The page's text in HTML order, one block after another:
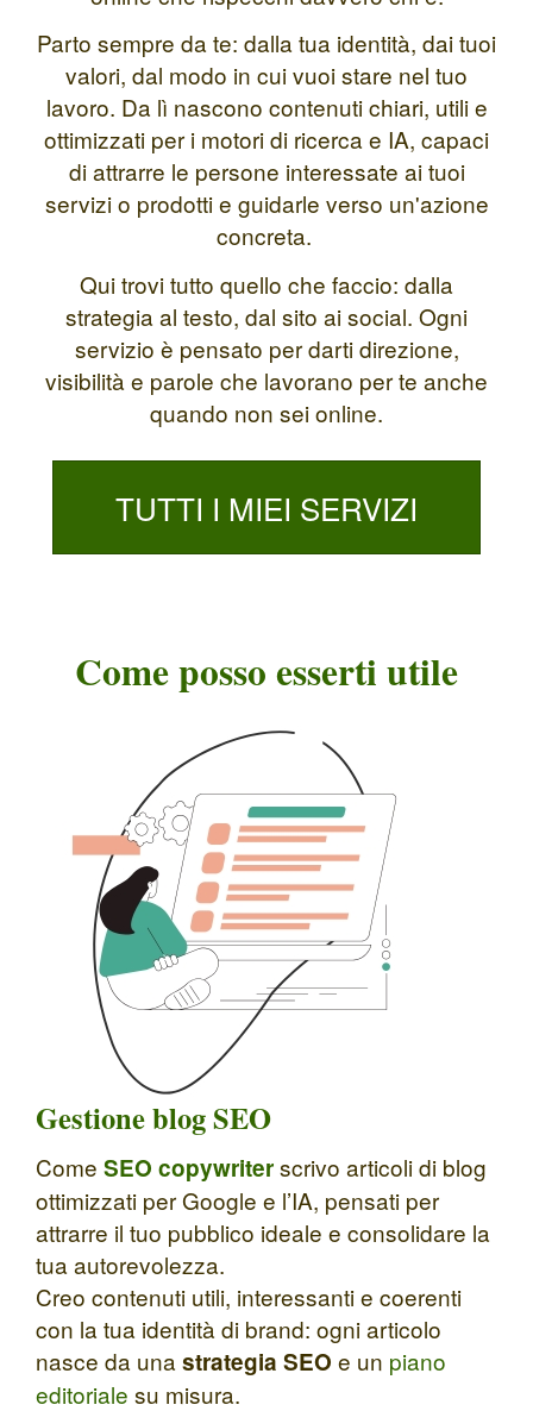
Parto sempre da te: dalla tua identità, dai tuoi
valori, dal modo in cui vuoi stare nel tuo
lavoro. Da lì nascono contenuti chiari, utili e
ottimizzati per i motori di ricerca e IA, capaci
di attrarre le persone interessate ai tuoi
servizi o prodotti e guidarle verso un'azione
concreta.
Qui trovi tutto quello che faccio: dalla
strategia al testo, dal sito ai social. Ogni
servizio è pensato per darti direzione,
visibilità e parole che lavorano per te anche
quando non sei online.
TUTTI I MIEI SERVIZI
Come posso esserti utile
Gestione blog SEO
Come SEO copywriterscrivo articoli di blog
ottimizzati per Google e l’IA, pensati per
attrarre il tuo pubblico ideale e consolidare la
tua autorevolezza.
Creo contenuti utili, interessanti e coerenti
con la tua identità di brand: ogni articolo
nasce da una strategia SEO e un piano
editoriale su misura.